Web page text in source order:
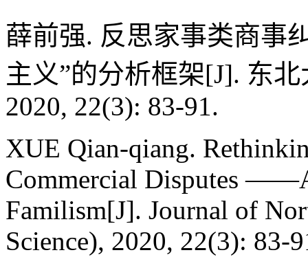
薛前强. 反思家事类商
主义”的分析框架[J]. 东
2020, 22(3): 83-91.
XUE Qian-qiang.
Commercial Disputes
Familism[J]. Journal of
Science), 2020, 22(3): 83-